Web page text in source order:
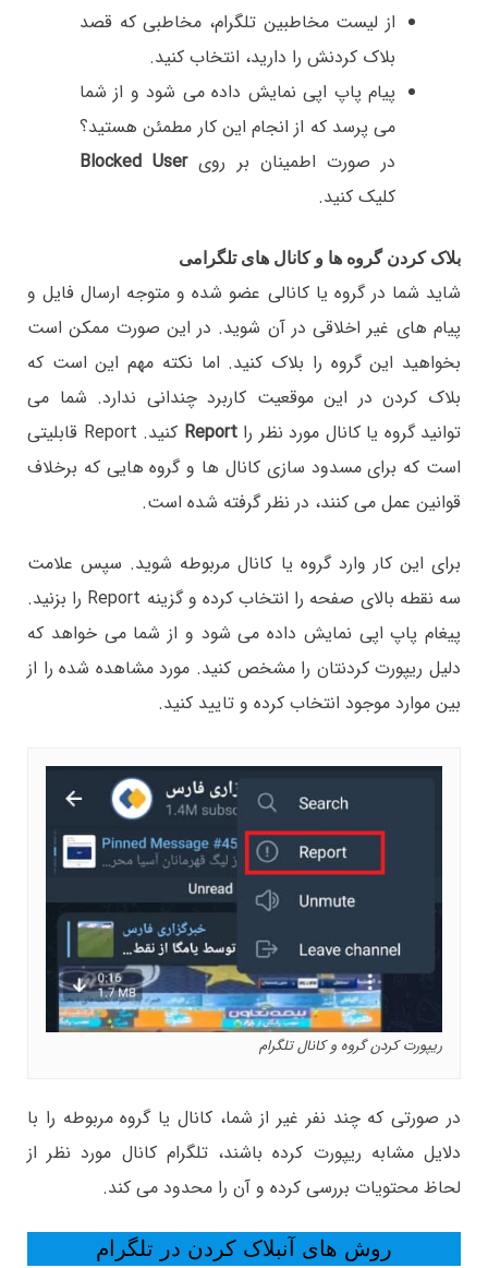
از لیست مخاطبین تلگرام، مخاطبی که قصد
بلاک کردنش را دارید، انتخاب کنید.
پیام پاپ اپی نمایش داده می شود و از شما
می پرسد که از انجام این کار مطمئن هستید؟
در صورت اطمینان بر رویBlocked User
کلیک کنید.
بلاک کردن گروه ها و کانال های تلگرامی
شاید شما در گروه یا کانالی عضو شده و متوجه ارسال فایل و
پیام های غیر اخلاقی در آن شوید. در این صورت ممکن است
بخواهید این گروه را بلاک کنید. اما نکته مهم این است که
بلاک کردن در این موقعیت کاربرد چندانی ندارد. شما می
توانید گروه یا کانال مورد نظر راReport
کنید. Report قابلیتی
است که برای مسدود سازی کانال ها و گروه هایی که برخلاف
قوانین عمل می کنند، در نظر گرفته شده است.
برای این کار وارد گروه یا کانال مربوطه شوید. سپس علامت
سه نقطه بالای صفحه را انتخاب کرده و گزینه Report را بزنید.
پیغام پاپ اپی نمایش داده می شود و از شما می خواهد که
دلیل ریپورت کردنتان را مشخص کنید. مورد مشاهده شده را از
بین موارد موجود انتخاب کرده و تایید کنید.
ریپورت کردن گروه و کانال تلگرام
در صورتی که چند نفر غیر از شما، کانال یا گروه مربوطه را با
دلایل مشابه ریپورت کرده باشند، تلگرام کانال مورد نظر از
لحاظ محتویات بررسی کرده و آن را محدود می کند.
روش های آنبلاک کردن در تلگرام